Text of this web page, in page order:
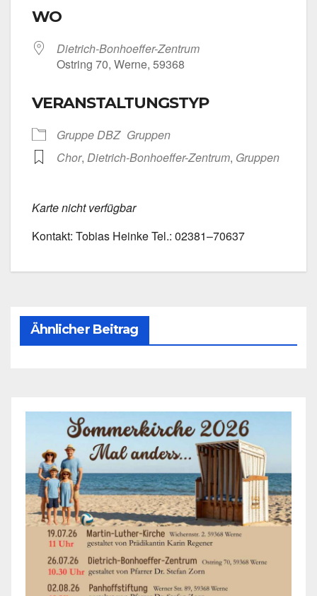
WO
Dietrich-Bonhoeffer-Zentrum
Ost­ring 70, Wer­ne, 59368
VERANSTALTUNGSTYP
Grup­pe DBZ Grup­pen
Chor, Dietrich-Bonhoeffer-Zentrum, Grup­pen
Kar­te nicht ver­füg­bar
Kon­takt: Tobi­as Hein­ke Tel.: 02381–70637
Ähnlicher Beitrag